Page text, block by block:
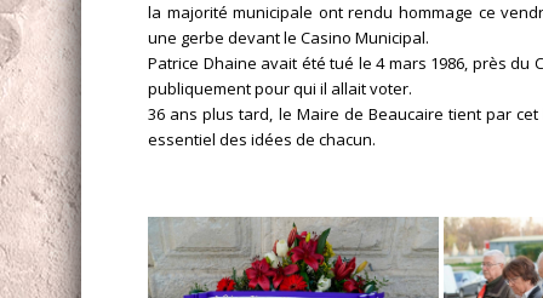
la majorité municipale ont rendu hommage ce
une gerbe devant le Casino Municipal.
Patrice Dhaine avait été tué le 4 mars 1986, près
publiquement pour qui il allait voter.
36 ans plus tard, le Maire de Beaucaire tient par
essentiel des idées de chacun.